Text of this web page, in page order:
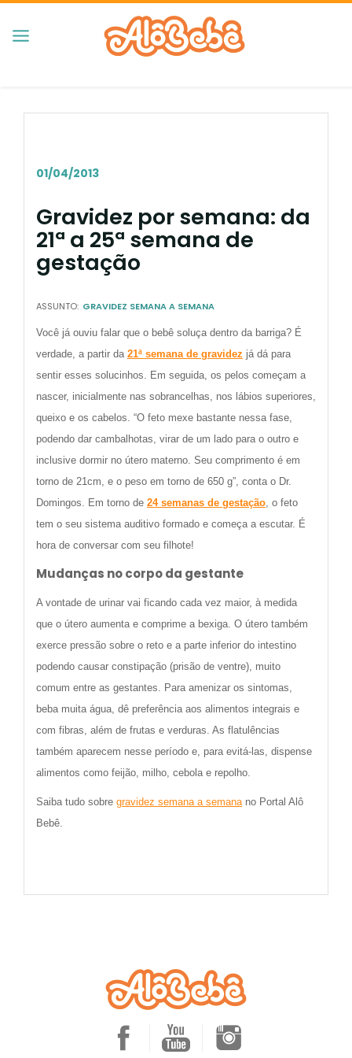
01/04/2013
Gravidez por semana: da
21ª a 25ª semana de
gestação
ASSUNTO: GRAVIDEZ SEMANA A SEMANA
Você já ouviu falar que o bebê soluça dentro da barriga? É
verdade, a partir da 21ª semana de gravidez já dá para
sentir esses solucinhos. Em seguida, os pelos começam a
nascer, inicialmente nas sobrancelhas, nos lábios superiores,
queixo e os cabelos. “O feto mexe bastante nessa fase,
podendo dar cambalhotas, virar de um lado para o outro e
inclusive dormir no útero materno. Seu comprimento é em
torno de 21cm, e o peso em torno de 650 g”, conta o Dr.
Domingos. Em torno de 24 semanas de gestação, o feto
tem o seu sistema auditivo formado e começa a escutar. É
hora de conversar com seu filhote!
Mudanças no corpo da gestante
A vontade de urinar vai ficando cada vez maior, à medida
que o útero aumenta e comprime a bexiga. O útero também
exerce pressão sobre o reto e a parte inferior do intestino
podendo causar constipação (prisão de ventre), muito
comum entre as gestantes. Para amenizar os sintomas,
beba muita água, dê preferência aos alimentos integrais e
com fibras, além de frutas e verduras. As flatulências
também aparecem nesse período e, para evitá-las, dispense
alimentos como feijão, milho, cebola e repolho.
Saiba tudo sobre gravidez semana a semanano Portal Alô
Bebê.